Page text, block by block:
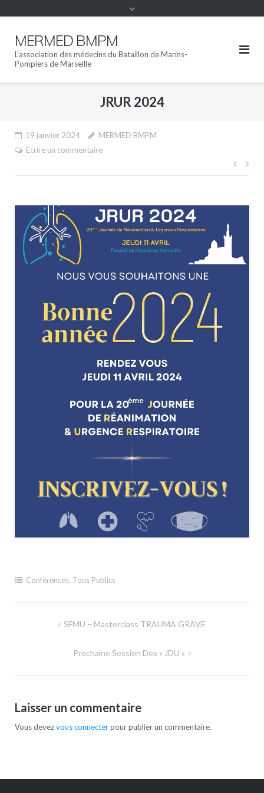
MERMED BMPM
L'association des médecins du Bataillon de Marins-
Pompiers de Marseille
JRUR 2024
19 janvier 2024
MERMED BMPM
Ecrire un commentaire
Conférences, Tous Publics
NavigationSFMU – Masterclass TRAUMA GRAVE
Prochaine Session Des « JDU »
Laisser un commentaire
Vous devezvous connecterpour publier un commentaire.